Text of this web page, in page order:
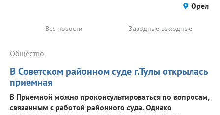
Орел
Все новости Заводные выходные
В Советском районном суде г.Тулы открылась
приемная
Общество
В Приемной можно проконсультироваться по вопросам,
связанным с работой районного суда. Однако